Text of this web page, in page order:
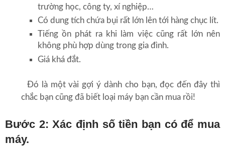
trường học, công ty, xí nghiệp…
Có dung tích chứa bụi rất lớn lên tới hàng chục lít.
Tiếng ồn phát ra khi làm việc cũng rất lớn nên
không phù hợp dùng trong gia đình.
Giá khá đắt.
Đó là một vài gợi ý dành cho bạn, đọc đến đây thì
chắc bạn cũng đã biết loại máy bạn cần mua rồi!
Bước 2: Xác định số tiền bạn có để mua
máy.